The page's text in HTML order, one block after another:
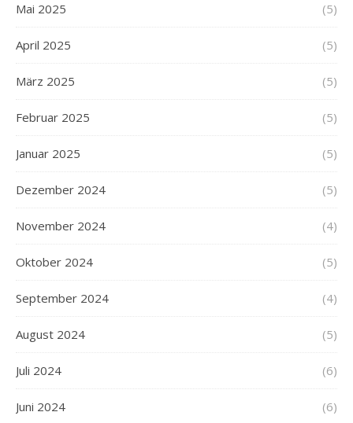
Mai 2025 (5)
April 2025 (5)
März 2025 (5)
Februar 2025 (5)
Januar 2025 (5)
Dezember 2024 (5)
November 2024 (4)
Oktober 2024 (5)
September 2024 (4)
August 2024 (5)
Juli 2024 (6)
Juni 2024 (6)